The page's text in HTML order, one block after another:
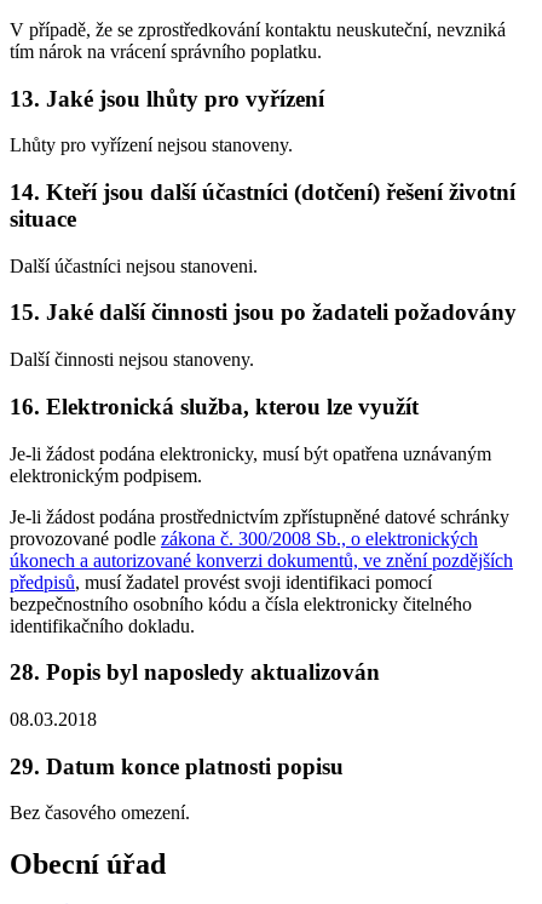
V případě, že se zprostředkování kontaktu neuskuteční, nevzniká
tím nárok na vrácení správního poplatku.
13. Jaké jsou lhůty pro vyřízení
Lhůty pro vyřízení nejsou stanoveny.
14. Kteří jsou další účastníci (dotčení) řešení životní
situace
Další účastníci nejsou stanoveni.
15. Jaké další činnosti jsou po žadateli požadovány
Další činnosti nejsou stanoveny.
16. Elektronická služba, kterou lze využít
Je-li žádost podána elektronicky, musí být opatřena uznávaným
elektronickým podpisem.
Je-li žádost podána prostřednictvím zpřístupněné datové schránky
provozované podle zákona č. 300/2008 Sb., o elektronických
úkonech a autorizované konverzi dokumentů, ve znění pozdějších
předpisů, musí žadatel provést svoji identifikaci pomocí
bezpečnostního osobního kódu a čísla elektronicky čitelného
identifikačního dokladu.
28. Popis byl naposledy aktualizován
08.03.2018
29. Datum konce platnosti popisu
Bez časového omezení.
Obecní úřad